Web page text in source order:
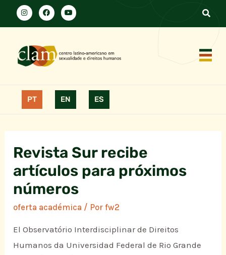
PT EN ES
Revista Sur recibe
artículos para próximos
números
oferta académica / Porfw2
El Observatório Interdisciplinar de Direitos
Humanos da Universidad Federal de Rio Grande